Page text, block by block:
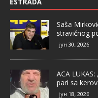
Saša
stravičnog
јун 30, 2026
ACA
pari sa
јун 18, 2026